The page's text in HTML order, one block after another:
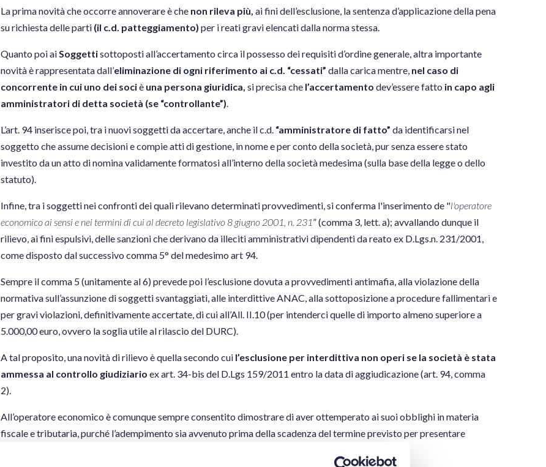
La prima novità che occorre annoverare è che non rileva più, ai fini dell’esclusione, la sentenza d’applicazione della pena
su richiesta delle parti (il c.d. patteggiamento) per i reati gravi elencati dalla norma stessa.
Quanto poi aiSoggettisottoposti all’accertamento circa il possesso dei requisiti d’ordine generale, altra importante
novità è rappresentata dall’eliminazione di ogni riferimento ai c.d. “cessati” dalla carica mentre, nel caso di
concorrente in cui uno dei sociè una persona giuridica, si precisa che l’accertamento dev’essere fatto in capo agli
amministratori di detta società (se “controllante”).
L’art. 94 inserisce poi, tra i nuovi soggetti da accertare, anche il c.d. “amministratore di fatto” da identificarsi nel
soggetto che assume decisioni e compie atti di gestione, in nome e per conto della società, pur senza essere stato
investito da un atto di nomina validamente formatosi all’interno della società medesima (sulla base della legge o dello
statuto).
Infine, tra i soggetti nei confronti dei quali rilevano determinati provvedimenti, si conferma l'inserimento de "l'operatore
economico ai sensi e nei termini di cui al decreto legislativo 8 giugno 2001, n. 231” (comma 3, lett. a); avvallando dunque il
rilievo, ai fini espulsivi, delle sanzioni che derivano da illeciti amministrativi dipendenti da reato ex D.Lgs.n. 231/2001,
come disposto dal successivo comma 5° del medesimo art 94.
Sempre il comma 5 (unitamente al 6) prevede poi l’esclusione dovuta a provvedimenti antimafia, alla violazione della
normativa sull’assunzione di soggetti svantaggiati, alle interdittive ANAC, alla sottoposizione a procedure fallimentari e
per gravi violazioni, definitivamente accertate, di cui all’All. II.10 (per intenderci quelle di importo almeno superiore a
5.000,00 euro, ovvero la soglia utile al rilascio del DURC).
A tal proposito, una novità di rilievo è quella secondo cui l’esclusione per interdittiva non operi se la società è stata
ammessa al controllo giudiziario ex art. 34-bis del D.Lgs 159/2011 entro la data di aggiudicazione (art. 94, comma
2).
All’operatore economico è comunque sempre consentito dimostrare di aver ottemperato ai suoi obblighi in materia
fiscale e tributaria, purché l’adempimento sia avvenuto prima della scadenza del termine previsto per presentare